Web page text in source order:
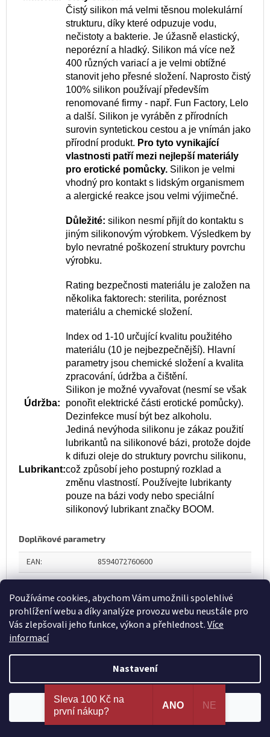
Používáme cookies, abychom Vám umožnili spolehlivé
prohlížení webu a díky analýze provozu webu neustále pro
Vás zlepšovali jeho funkce, výkon a přehlednost.Více
informací
Nastavení
Nejširší výběr erotických pomůcek a sexy prádla na
jednom místě. 100% spokojenost dle recenzí
ověřených zákazníků!
Čistý silikon má velmi těsnou molekulární
strukturu, díky které odpuzuje vodu,
nečistoty a bakterie. Je úžasně elastický,
neporézní a hladký. Silikon má více než
400 různých variací a je velmi obtížné
stanovit jeho přesné složení. Naprosto čistý
100% silikon používají především
renomované firmy - např. Fun Factory, Lelo
a další. Silikon je vyráběn z přírodních
surovin syntetickou cestou a je vnímán jako
přírodní produkt. Pro tyto vynikající
vlastnosti patří mezi nejlepší materiály
pro erotické pomůcky. Silikon je velmi
vhodný pro kontakt s lidským organismem
a alergické reakce jsou velmi výjimečné.
Důležité: silikon nesmí přijít do kontaktu s
jiným silikonovým výrobkem. Výsledkem by
bylo nevratné poškození struktury povrchu
výrobku.
Rating bezpečnosti materiálu je založen na
několika faktorech: sterilita, poréznost
materiálu a chemické složení.
Index od 1-10 určující kvalitu použitého
materiálu (10 je nejbezpečnější). Hlavní
parametry jsou chemické složení a kvalita
zpracování, údržba a čištění.
Údržba:
Silikon je možné vyvařovat (nesmí se však
ponořit elektrické části erotické pomůcky).
Dezinfekce musí být bez alkoholu.
Lubrikant:
Jediná nevýhoda silikonu je zákaz použití
lubrikantů na silikonové bázi, protože dojde
k difuzi oleje do struktury povrchu silikonu,
což způsobí jeho postupný rozklad a
změnu vlastností. Používejte lubrikanty
pouze na bázi vody nebo speciální
silikonový lubrikant značky BOOM.
Doplňkové parametry
EAN: 8594072760600
Hodnocení obchodu je 5 z 5 hvězdiček.
+ Rychlost dodání.Sleva 100 Kč na
první nákup?
ANO NE